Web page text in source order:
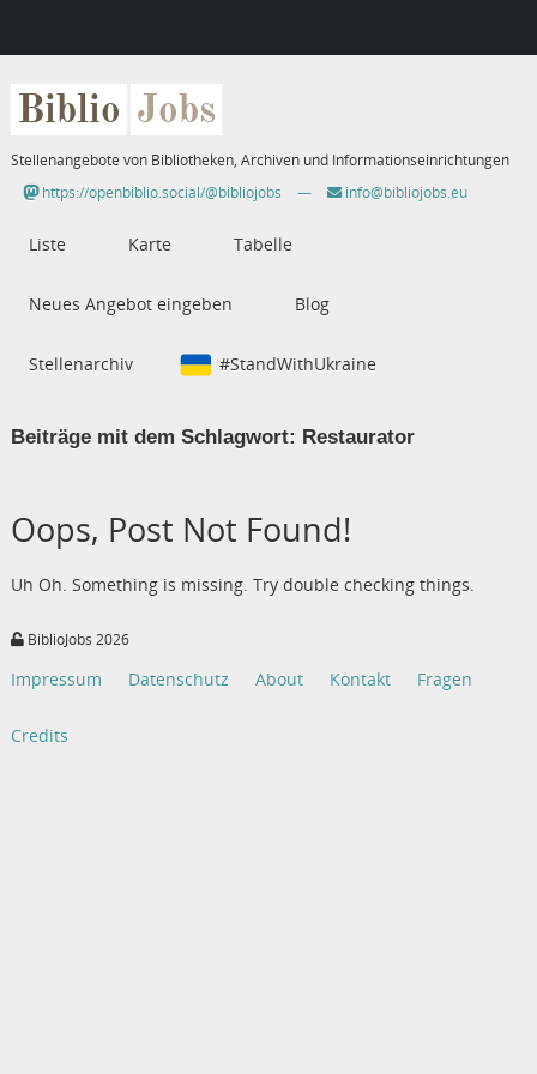
Biblio Jobs
Stellenangebote von Bibliotheken, Archiven und Informationseinrichtungen
https://openbiblio.social/@bibliojobs
— info@bibliojobs.eu
Liste Karte Tabelle
Neues Angebot eingeben Blog
Stellenarchiv #StandWithUkraine
Beiträge mit dem Schlagwort: Restaurator
Oops, Post Not Found!
Uh Oh. Something is missing. Try double checking things.
BiblioJobs 2026
Impressum Datenschutz About Kontakt Fragen
Credits